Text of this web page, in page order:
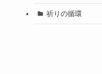
祈りの循環